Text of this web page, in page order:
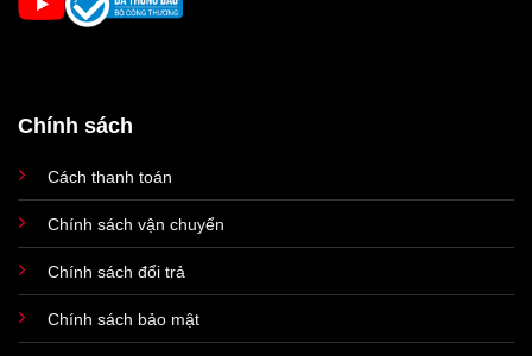
Chính sách
Cách thanh toán
Chính sách vận chuyển
Chính sách đổi trả
Chính sách bảo mật